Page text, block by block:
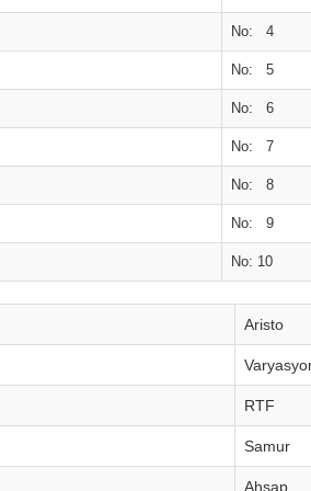
No: 4
No: 5
No: 6
No: 7
No: 8
No: 9
No: 10
Aristo
RTF
Samur
Ahşap